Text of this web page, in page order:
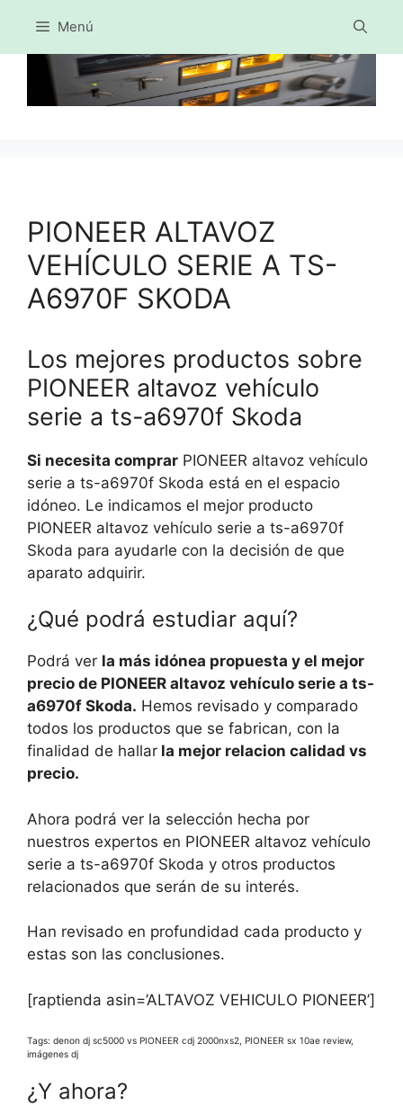
Saltar
al
contenido
Menú
PIONEER ALTAVOZ
VEHÍCULO SERIE A TS-
A6970F SKODA
Los mejores productos sobre
PIONEER altavoz vehículo
serie a ts-a6970f Skoda
Si necesita comprar PIONEER altavoz vehículo
serie a ts-a6970f Skoda está en el espacio
idóneo. Le indicamos el mejor producto
PIONEER altavoz vehículo serie a ts-a6970f
Skoda para ayudarle con la decisión de que
aparato adquirir.
¿Qué podrá estudiar aquí?
Podrá ver la más idónea propuesta y el mejor
precio de PIONEER altavoz vehículo serie a ts-
a6970f Skoda. Hemos revisado y comparado
todos los productos que se fabrican, con la
finalidad de hallar la mejor relacion calidad vs
precio.
Ahora podrá ver la selección hecha por
nuestros expertos en PIONEER altavoz vehículo
serie a ts-a6970f Skoda y otros productos
relacionados que serán de su interés.
Han revisado en profundidad cada producto y
estas son las conclusiones.
[raptienda asin=’ALTAVOZ VEHICULO PIONEER’]
Tags: denon dj sc5000 vs PIONEER cdj 2000nxs2, PIONEER sx 10ae review,
imágenes dj
¿Y ahora?